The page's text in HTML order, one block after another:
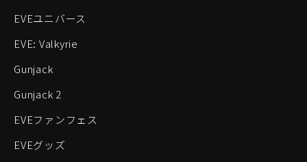
EVEユニバース
EVE: Valkyrie
Gunjack
Gunjack 2
EVEファンフェス
EVEグッズ